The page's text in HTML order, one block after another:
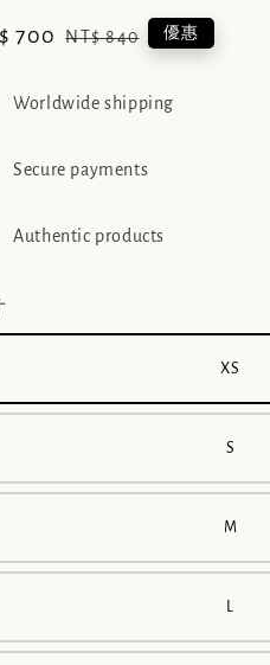
700 Regular
NT$ 840 優惠
Worldwide shipping
Secure payments
Authentic products
XS
S
M